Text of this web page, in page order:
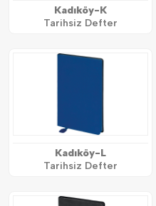
Kadıköy-K
Tarihsiz Defter
Kadıköy-L
Tarihsiz Defter